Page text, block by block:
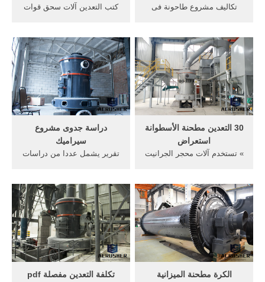
كتب التعدين آلات سحق قوات
تفاصيل اكثر أمدّ الشعب
القوات المسلحة بخيرة الشباب
المتعلم، الذي حقق طفرة
علمية ... الدردشة على
الانترنت
تكاليف مشروع طاحونة فى
الحيواني المركب - Feed Mill -
ملتقى المهندسين العرب 18
كانون الثاني (يناير) 2008 يجب
قبل الإقدام على إنشاء مصنع
لعلف ... دردشة مجانية
دراسة جدوى مشروع
سيراميك
تقرير يشمل عددا من دراسات
على شكل ملفات doc و بعضها
الاخر عبارة عن تقارير مفسلة
تفصيلا تاما تمت كتالتها يدويا،
يبلغ عددها بالضبط 53 دراسة
جدوى
30 التعدين مطحنة الأسطوانة
استعراض
» تستخدم آلات محجر الجرانيت
الكرة في الصين، هونجي لآلات
التعدين هي ... إن هذا يمكن أن
يخفض تخزين الأسطوانات،
يوفر 80 بالمائة من تكاليف ...
تكلفة التعدين مفصلة pdf الكرة مطحنة الميزانية